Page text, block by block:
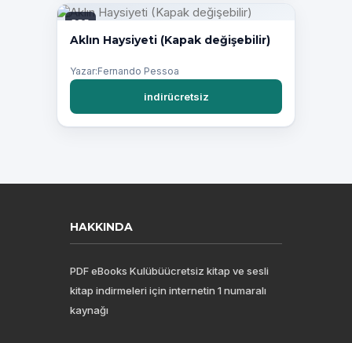
PDF
Aklın Haysiyeti (Kapak değişebilir)
Yazar:Fernando Pessoa
indirücretsiz
HAKKINDA
PDF eBooks Kulübüücretsiz kitap ve sesli
kitap indirmeleri için internetin 1 numaralı
kaynağı